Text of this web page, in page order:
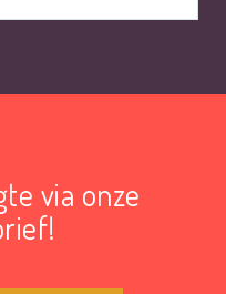
via onze